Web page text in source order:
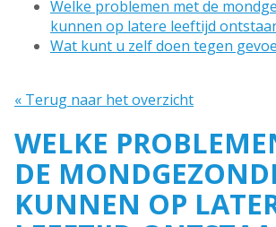
Welke problemen met de
kunnen op latere leeftijd
Wat kunt u zelf doen tegen
« Terug naar het overzicht
WELKE
DE
KUNNEN OP